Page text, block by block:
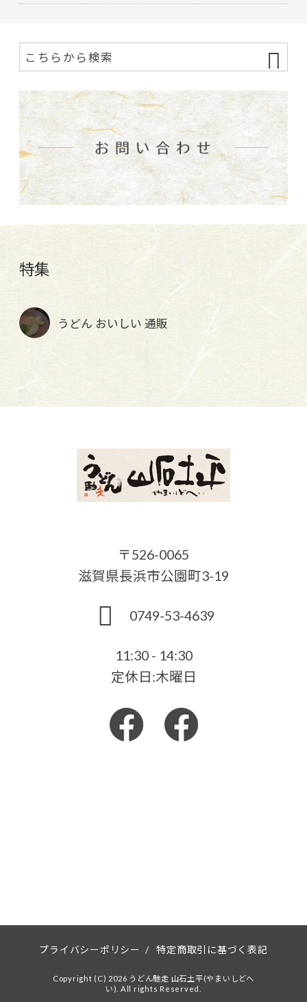
特集
うどん おいしい 通販
〒526-0065
滋賀県長浜市公園町3-19
0749-53-4639
11:30 - 14:30
定休日:木曜日
プライバシーポリシー / 特定商取引に基づく表記
Copyright (C) 2026 うどん馳走 山石土平(やまいしどへ
い). All rights Reserved.